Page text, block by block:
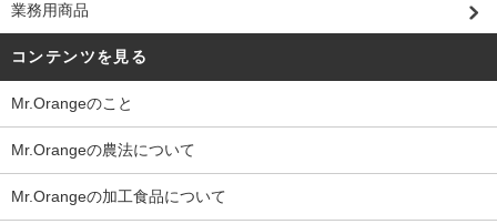
業務用商品
コンテンツを見る
Mr.Orangeのこと
Mr.Orangeの農法について
Mr.Orangeの加工食品について